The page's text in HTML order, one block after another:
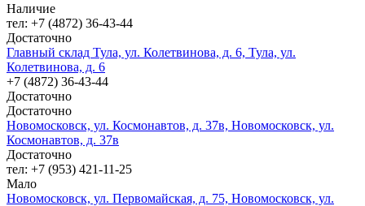
Наличие
тел: +7 (4872) 36-43-44
Достаточно
Главный склад Тула, ул. Колетвинова, д. 6, Тула, ул.
Колетвинова, д. 6
+7 (4872) 36-43-44
Достаточно
Достаточно
Новомосковск, ул. Космонавтов, д. 37в, Новомосковск, ул.
Космонавтов, д. 37в
Достаточно
тел: +7 (953) 421-11-25
Мало
Новомосковск, ул. Первомайская, д. 75, Новомосковск, ул.